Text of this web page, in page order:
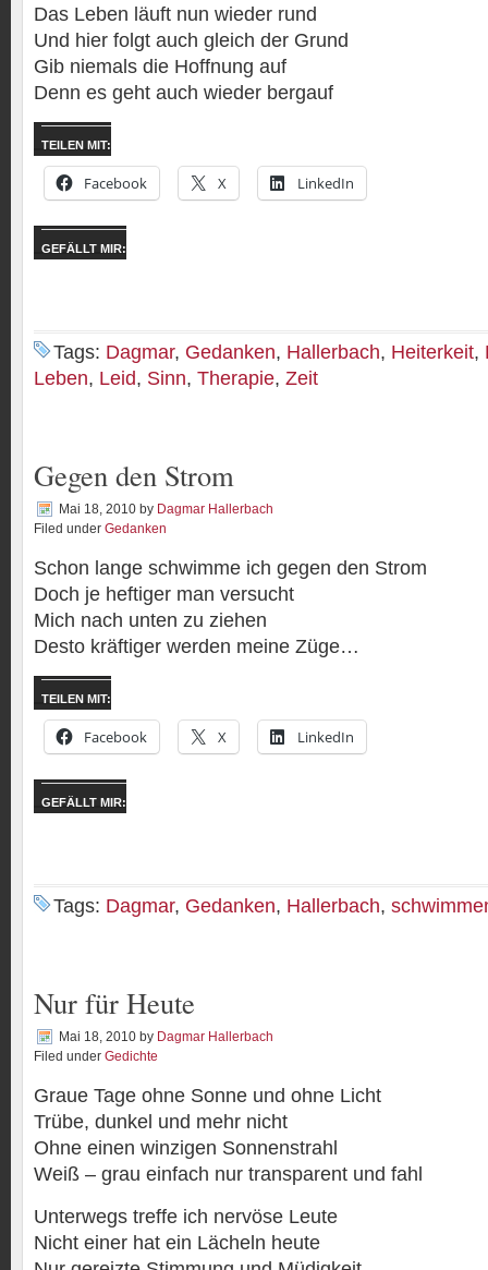
Das Leben läuft nun wieder rund
Und hier folgt auch gleich der Grund
Gib niemals die Hoffnung auf
Denn es geht auch wieder bergauf
TEILEN MIT:
Facebook X LinkedIn
GEFÄLLT MIR:
Tags: Dagmar, Gedanken, Hallerbach, Heiterkeit,
Leben, Leid, Sinn, Therapie, Zeit
Gegen den Strom
Mai 18, 2010 by Dagmar Hallerbach
Filed under Gedanken
Schon lange schwimme ich gegen den Strom
Doch je heftiger man versucht
Mich nach unten zu ziehen
Desto kräftiger werden meine Züge…
TEILEN MIT:
Facebook X LinkedIn
GEFÄLLT MIR:
Tags: Dagmar, Gedanken, Hallerbach,
Nur für Heute
Mai 18, 2010 by Dagmar Hallerbach
Filed under Gedichte
Graue Tage ohne Sonne und ohne Licht
Trübe, dunkel und mehr nicht
Ohne einen winzigen Sonnenstrahl
Weiß – grau einfach nur transparent und fahl
Unterwegs treffe ich nervöse Leute
Nicht einer hat ein Lächeln heute